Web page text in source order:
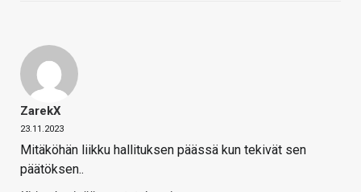
ZarekX
23.11.2023
Mitäköhän liikku hallituksen päässä kun tekivät sen
päätöksen..